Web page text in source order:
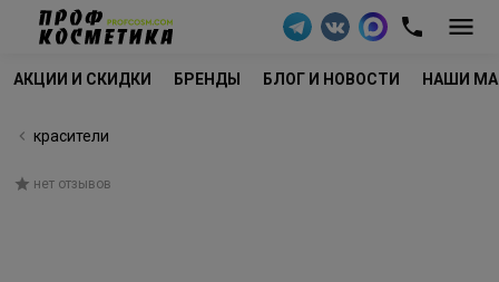
АКЦИИ И СКИДКИ БРЕНДЫ БЛОГ И НОВОСТИ НАШИ
красители
нет отзывов